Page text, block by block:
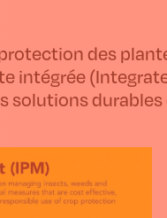
des
intégrée
solutions